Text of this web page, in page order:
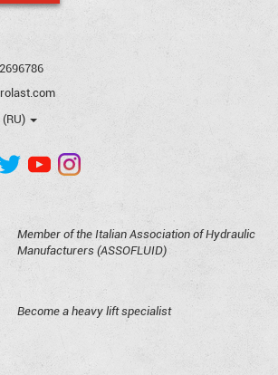
Member of the Italian Association of Hydraulic
Manufacturers (ASSOFLUID)
Become a heavy lift specialist